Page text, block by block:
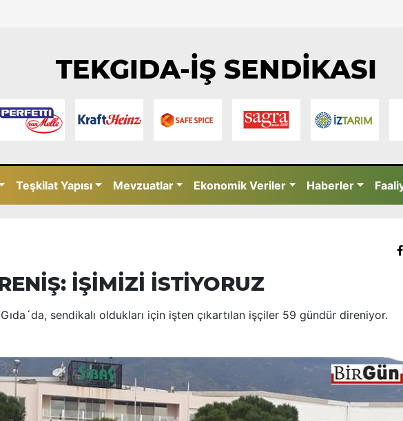
TEKGIDA-İŞ SENDİKASI
Teşkilat Yapısı Mevzuatlar Ekonomik Veriler Haberler
İŞİMİZİ İSTİYORUZ
sendikalı oldukları için işten çıkartılan işçiler 59 gündür direniyor.